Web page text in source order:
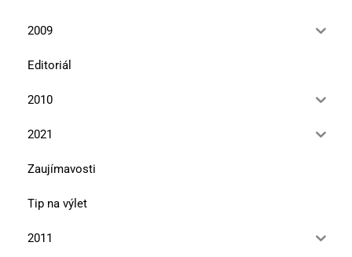
2009
Editoriál
2010
2021
Zaujímavosti
Tip na výlet
2011